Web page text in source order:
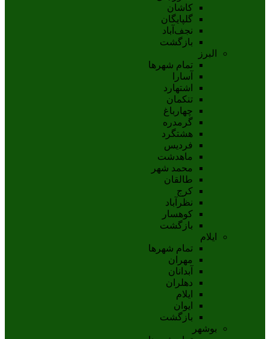
کاشان
گلپايگان
نجف‌آباد
بازگشت
البرز
تمام شهر‌ها
آسارا
اشتهارد
تنکمان
چهارباغ
گرمدره
هشتگرد
فردیس
ماهدشت
محمد شهر
طالقان
کرج
نظرآباد
کوهسار
بازگشت
ایلام
تمام شهر‌ها
مهران
آبدانان
دهلران
ايلام
ايوان
بازگشت
بوشهر